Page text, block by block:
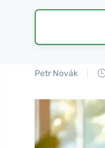
Petr Novák